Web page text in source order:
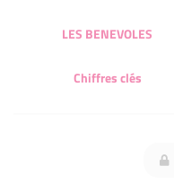
LES BENEVOLES
Chiffres clés